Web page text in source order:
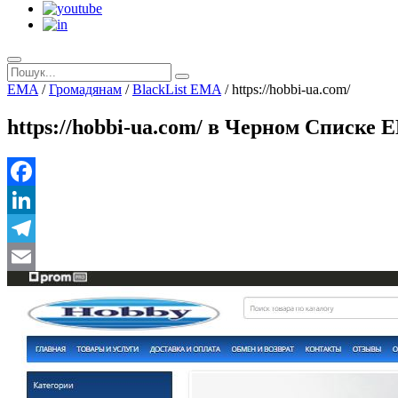
EMA /Громадянам /BlackList EMA /https://hobbi-ua.com/
https://hobbi-ua.com/ в Черном Списке
Facebook
LinkedIn
Telegram
Email